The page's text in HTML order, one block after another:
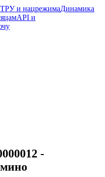
и нацрежимаДинамика
API и
-